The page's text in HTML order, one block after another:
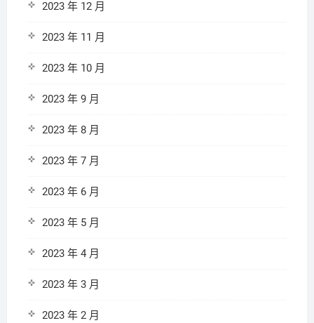
2023 年 12 月
2023 年 11 月
2023 年 10 月
2023 年 9 月
2023 年 8 月
2023 年 7 月
2023 年 6 月
2023 年 5 月
2023 年 4 月
2023 年 3 月
2023 年 2 月